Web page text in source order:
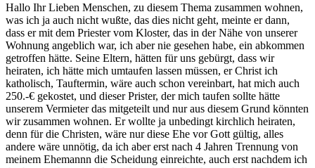
Hallo Ihr Lieben Menschen, zu diesem Thema zusammen wohnen,
was ich ja auch nicht wußte, das dies nicht geht, meinte er dann,
dass er mit dem Priester vom Kloster, das in der Nähe von unserer
Wohnung angeblich war, ich aber nie gesehen habe, ein abkommen
getroffen hätte. Seine Eltern, hätten für uns gebürgt, dass wir
heiraten, ich hätte mich umtaufen lassen müssen, er Christ ich
katholisch, Tauftermin, wäre auch schon vereinbart, hat mich auch
250.-€ gekostet, und dieser Prister, der mich taufen sollte hätte
unserem Vermieter das mitgeteilt und nur aus diesem Grund könnten
wir zusammen wohnen. Er wollte ja unbedingt kirchlich heiraten,
denn für die Christen, wäre nur diese Ehe vor Gott gültig, alles
andere wäre unnötig, da ich aber erst nach 4 Jahren Trennung von
meinem Ehemannn die Scheidung einreichte, auch erst nachdem ich